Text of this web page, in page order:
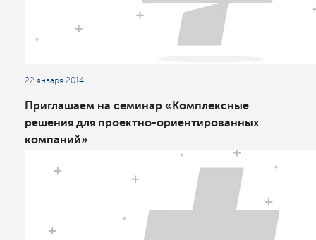
22 января 2014
Приглашаем на семинар «Комплексные
решения для проектно-ориентированных
компаний»